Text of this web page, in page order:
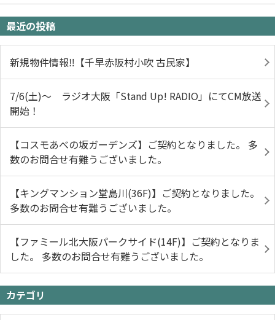
最近の投稿
新規物件情報‼【千早赤阪村小吹 古民家】
7/6(土)～ ラジオ大阪「Stand Up! RADIO」にてCM放送
開始！
【コスモあべの坂ガーデンズ】ご契約となりました。 多
数のお問合せ有難うございました。
【キングマンション堂島川(36F)】ご契約となりました。
多数のお問合せ有難うございました。
【ファミール北大阪パークサイド(14F)】ご契約となりま
した。 多数のお問合せ有難うございました。
カテゴリ